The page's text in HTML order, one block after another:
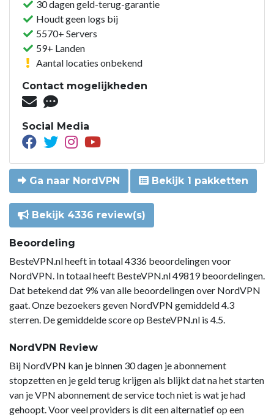
30 dagen geld-terug-garantie
Houdt geen logs bij
5570+ Servers
59+ Landen
Aantal locaties onbekend
Contact mogelijkheden
Social Media
Ga naar NordVPN Bekijk 1 pakketten
Bekijk 4336 review(s)
Beoordeling
BesteVPN.nl heeft in totaal 4336 beoordelingen voor
NordVPN. In totaal heeft BesteVPN.nl 49819 beoordelingen.
Dat betekend dat 9% van alle beoordelingen over NordVPN
gaat. Onze bezoekers geven NordVPN gemiddeld 4.3
sterren. De gemiddelde score op BesteVPN.nl is 4.5.
NordVPN Review
Bij NordVPN kan je binnen 30 dagen je abonnement
stopzetten en je geld terug krijgen als blijkt dat na het starten
van je VPN abonnement de service toch niet is wat je had
gehoopt. Voor veel providers is dit een alternatief op een